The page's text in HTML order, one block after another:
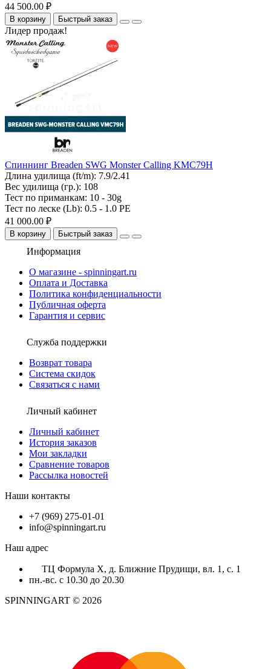
44 500.00 ₽
В корзину Быстрый заказ
Лидер продаж!
Спиннинг Breaden SWG Monster Calling KMC79H
Длина удилища (ft/m): 7.9/2.41
Вес удилища (гр.): 108
Тест по приманкам: 10 - 30g
Тест по леске (Lb): 0.5 - 1.0 PE
41 000.00 ₽
В корзину Быстрый заказ
Информация
О магазине - spinningart.ru
Оплата и Доставка
Политика конфиденциальности
Публичная оферта
Гарантия и сервис
Служба поддержки
Возврат товара
Система скидок
Связаться с нами
Личный кабинет
Личный кабинет
История заказов
Мои закладки
Сравнение товаров
Рассылка новостей
Наши контакты
+7 (969) 275-01-01
info@spinningart.ru
Наш адрес
ТЦ Формула X, д. Ближние Прудищи, вл. 1, с. 1
пн.-вс. с 10.30 до 20.30
SPINNINGART © 2026